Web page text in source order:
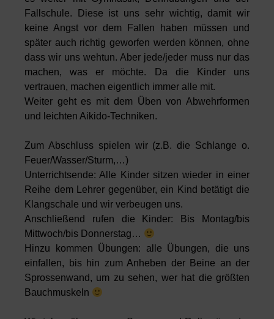
Fallschule. Diese ist uns sehr wichtig, damit wir
keine Angst vor dem Fallen haben müssen und
später auch richtig geworfen werden können, ohne
dass wir uns wehtun. Aber jede/jeder muss nur das
machen, was er möchte. Da die Kinder uns
vertrauen, machen eigentlich immer alle mit.
Weiter geht es mit dem Üben von Abwehrformen
und leichten Aikido-Techniken.
Zum Abschluss spielen wir (z.B. die Schlange o.
Feuer/Wasser/Sturm,…)
Unterrichtsende: Alle Kinder sitzen wieder in einer
Reihe dem Lehrer gegenüber, ein Kind betätigt die
Klangschale und wir verbeugen uns.
Anschließend rufen die Kinder: Bis Montag/bis
Mittwoch/bis Donnerstag…
Hinzu kommen Übungen: alle Übungen, die uns
einfallen, bis hin zum Anheben der Beine an der
Sprossenwand, um zu sehen, wer hat die größten
Bauchmuskeln